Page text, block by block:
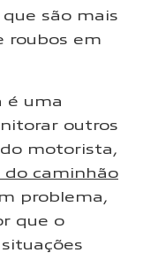
que são mais
roubos em
é uma
outros
motorista,
do caminhão
problema,
que o